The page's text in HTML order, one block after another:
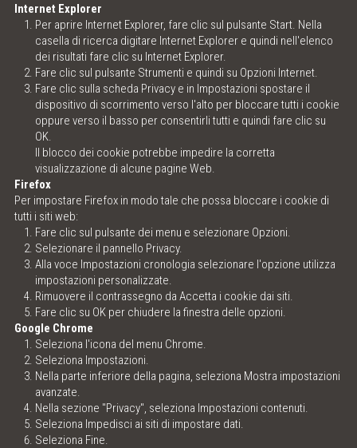
Internet Explorer
Per aprire Internet Explorer, fare clic sul pulsante Start. Nella
casella di ricerca digitare Internet Explorer e quindi nell'elenco
dei risultati fare clic su Internet Explorer.
Fare clic sul pulsante Strumenti e quindi su Opzioni Internet.
Fare clic sulla scheda Privacy e in Impostazioni spostare il
dispositivo di scorrimento verso l'alto per bloccare tutti i cookie
oppure verso il basso per consentirli tutti e quindi fare clic su
OK.
Il blocco dei cookie potrebbe impedire la corretta
visualizzazione di alcune pagine Web.
Firefox
Per impostare Firefox in modo tale che possa bloccare i cookie di
tutti i siti web:
Fare clic sul pulsante dei menu e selezionare Opzioni.
Selezionare il pannello Privacy.
Alla voce Impostazioni cronologia selezionare l'opzione utilizza
impostazioni personalizzate.
Rimuovere il contrassegno da Accetta i cookie dai siti.
Fare clic su OK per chiudere la finestra delle opzioni.
Google Chrome
Seleziona l'icona del menu Chrome.
Seleziona Impostazioni.
Nella parte inferiore della pagina, seleziona Mostra impostazioni
avanzate.
Nella sezione "Privacy", seleziona Impostazioni contenuti.
Seleziona Impedisci ai siti di impostare dati.
Seleziona Fine.